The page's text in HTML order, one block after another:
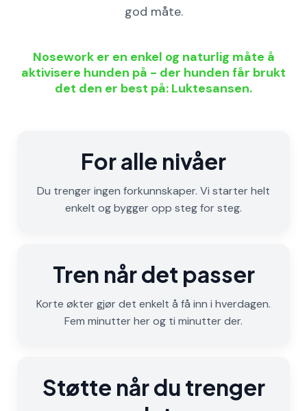
god måte.
Nosework er en enkel og naturlig måte å
aktivisere hunden på - der hunden får brukt
det den er best på: Luktesansen.
For alle nivåer
Du trenger ingen forkunnskaper. Vi starter helt
enkelt og bygger opp steg for steg.
Tren når det passer
Korte økter gjør det enkelt å få inn i hverdagen.
Fem minutter her og ti minutter der.
Støtte når du trenger